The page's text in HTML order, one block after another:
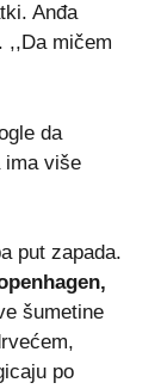
Anđa
,,Da mičem
da
ima više
put zapada.
šumetine
po